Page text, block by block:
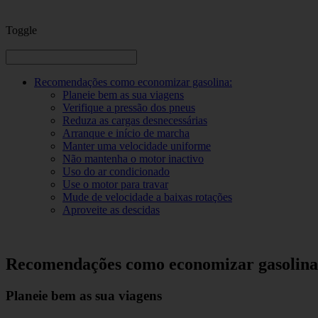
Toggle
Recomendações como economizar gasolina:
Planeie bem as sua viagens
Verifique a pressão dos pneus
Reduza as cargas desnecessárias
Arranque e início de marcha
Manter uma velocidade uniforme
Não mantenha o motor inactivo
Uso do ar condicionado
Use o motor para travar
Mude de velocidade a baixas rotações
Aproveite as descidas
Recomendações como economizar
Planeie bem as sua viagens